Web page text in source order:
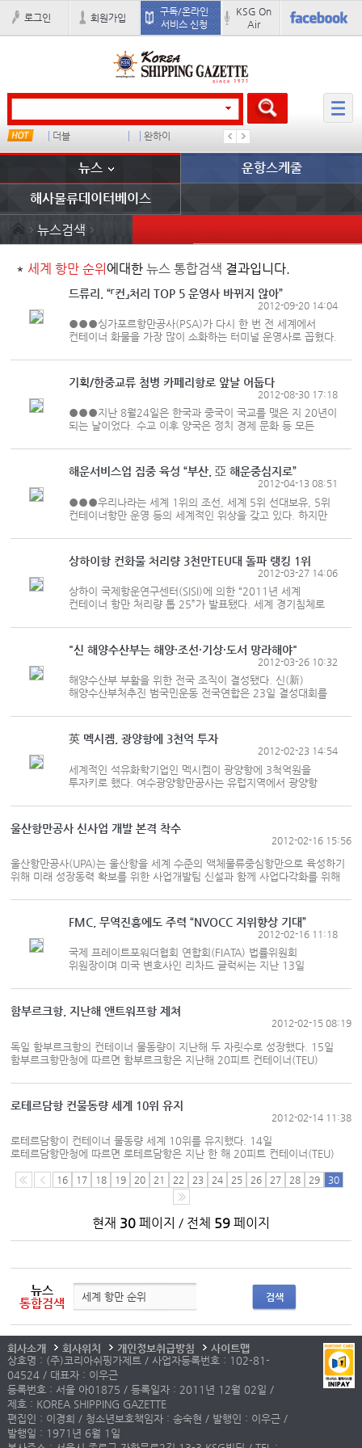
로그인 회원가입
구독/온라인
서비스 신청
KSG On
Air
더블 완하이 스타콩코드
뉴스 운항스케줄
해사물류데이터베이스
뉴스검색
* 세계 항만 순위 에대한 뉴스 통합검색 결과입니다.
드류리, “「컨」처리 TOP 5 운영사 바뀌지 않아”
2012-09-20 14:04
●●●싱가포르항만공사(PSA)가 다시 한 번 전 세계에서
컨테이너 화물을 가장 많이 소화하는 터미널 운영사로 꼽혔다.
컨테이너 터미널 운영사들의 2011년 실적을 발표했다.
드류리의 집계를 살펴보면...
기획/한중교류 첨병 카페리항로 앞날 어둡다
2012-08-30 17:18
●●●지난 8월24일은 한국과 중국이 국교를 맺은 지 20년이
되는 날이었다. 수교 이후 양국은 정치 경제 문화 등 모든
교류는 비약적인 진전을 보였다. 한국 기업들이 빠르게
성장하는 중국시장으...
해운서비스업 집중 육성 “부산, 亞 해운중심지로”
2012-04-13 08:51
●●●우리나라는 세계 1위의 조선, 세계 5위 선대보유, 5위
컨테이너항만 운영 등의 세계적인 위상을 갖고 있다. 하지만
해운서비스는 열악하다. 특히 이들 산업의 융합을 통한 시너지
효과 창출이 미흡하...
상하이항 컨화물 처리량 3천만TEU대 돌파 랭킹 1위
2012-03-27 14:06
상하이 국제항운연구센터(SISI)에 의한 “2011년 세계
컨테이너 항만 처리량 톱 25”가 발표됐다. 세계 경기침체로
컨테이너 항만의 세력도는 어떻게 변했을까? 2011년 세계
컨테이너 수송량은 미...
"신 해양수산부는 해양·조선·기상·도서 망라해야"
2012-03-26 10:32
해양수산부 부활을 위한 전국 조직이 결성됐다. 신(新)
해양수산부처추진 범국민운동 전국연합은 23일 결성대회를
통해 "해양 및 수산을 비롯해 해양과학, 수산바이오 및
생명산업, 조선 및 해양플...
英 멕시켐, 광양항에 3천억 투자
2012-02-23 14:54
세계적인 석유화학기업인 멕시켐이 광양항에 3척억원을
투자키로 했다. 여수광양항만공사는 유럽지역에서 광양항
멕시켐 본사 회의실에서 헥터 밸리 마틴 사장과 투자 합의각서
(MOA)를 체결했다고...
울산항만공사 신사업 개발 본격 착수
2012-02-16 15:56
울산항만공사(UPA)는 울산항을 세계 수준의 액체물류중심항만으로 육성하기
위해 미래 성장동력 확보를 위한 사업개발팀 신설과 함께 사업다각화를 위해
44만1천㎡의 울산신항 배후단지 관리·운영방안 연구용역에 2억원을 투입해
오는 3월부터 9개월에 걸쳐...
FMC, 무역진흥에도 주력 “NVOCC 지위향상 기대”
2012-02-16 11:18
국제 프레이트포워더협회 연합회(FIATA) 법률위원회
위원장이며 미국 변호사인 리차드 글럭씨는 지난 13일
NVOCC와 관련, “규제뿐만 아니라 무역진흥에도 힘을 주게
됐다”며 규제 일변도...
함부르크항, 지난해 앤트워프항 제쳐
2012-02-15 08:19
독일 함부르크항의 컨테이너 물동량이 지난해 두 자릿수로 성장했다. 15일
함부르크항만청에 따르면 함부르크항은 지난해 20피트 컨테이너(TEU)
실적이다. 수입물동량은 460만TEU로 13.8%, 수출물동량은 440만TEU로
14.5% 각각 늘어났다. 지역별로 아시아 기점 화...
로테르담항 컨물동량 세계 10위 유지
2012-02-14 11:38
로테르담항이 컨테이너 물동량 세계 10위를 유지했다. 14일
로테르담항만청에 따르면 로테르담항은 지난 한 해 20피트 컨테이너(TEU)
1114만7572개에 비해 6.5% 성장했다. 이 중 수입물동량은
609만9586TEU 수출물동량은 577만7335TEU를 각각 기록했다. 1년 전
16 17 18 19 20 21 22 23 24 25 26 27 28 29 30
현재 30페이지 / 전체 59페이지
뉴스
통합검색
검색
회사소개 회사위치 개인정보취급방침
사이트맵
상호명 : (주)코리아쉬핑가제트 / 사업자등록번호 : 102-81-
04524 / 대표자 : 이우근
등록번호 : 서울 아01875 / 등록일자 : 2011년 12월 02일 /
제호 : KOREA SHIPPING GAZETTE
편집인 : 이경희 / 청소년보호책임자 : 송숙현 / 발행인 : 이우근 /
발행일 : 1971년 6월 1일